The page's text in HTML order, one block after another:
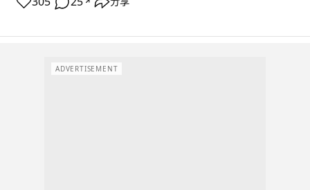
ADVERTISEMENT